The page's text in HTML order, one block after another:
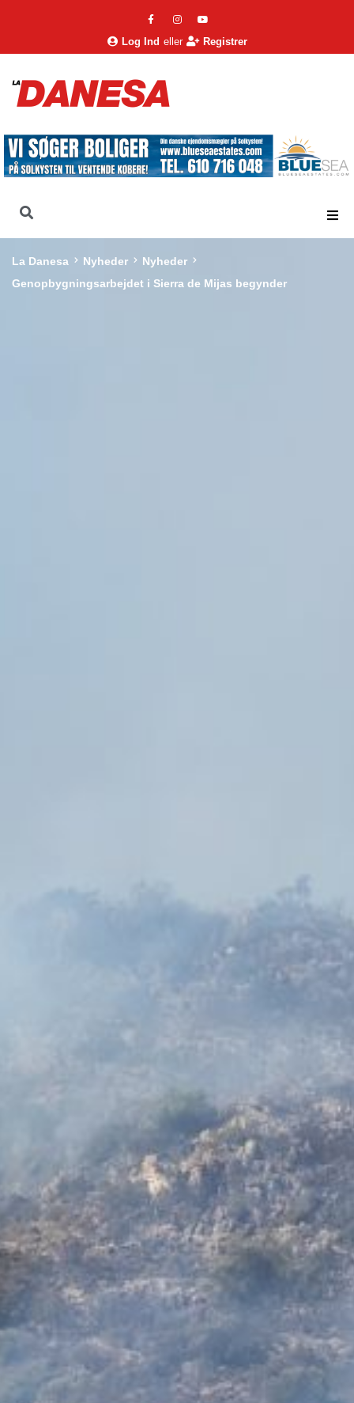
Log Ind eller Registrer
La Danesa Nyheder
Nyheder
Genopbygningsarbejdet i Sierra de Mijas begynder